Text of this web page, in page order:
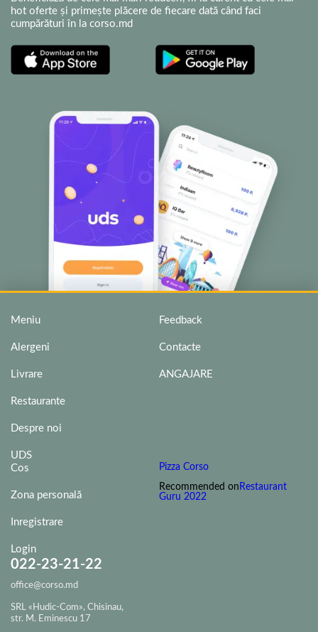
hot oferte și primește plăcere de fiecare dată când faci
cumpărături în la corso.md
Meniu
Alergeni
Livrare
Restaurante
Despre noi
UDS
Feedback
Contacte
ANGAJARE
Cos
Zona personală
Inregistrare
Login
Pizza Corso
Recommended on Restaurant
Guru 2022
022-23-21-22
office@corso.md
SRL «Hudic-Com», Chisinau,
str. M. Eminescu 17